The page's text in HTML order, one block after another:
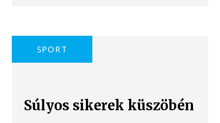
SPORT
Súlyos sikerek küszöbén